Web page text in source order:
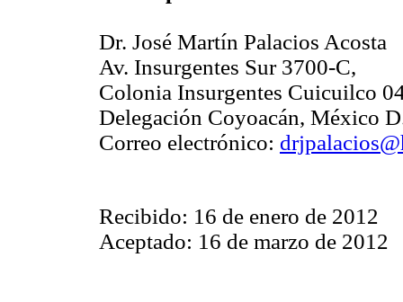
Dr. José Martín Palacios Acosta
Av. Insurgentes Sur 3700-C,
Colonia Insurgentes Cuicuilco
Delegación Coyoacán, México
Correo electrónico:
Recibido: 16 de enero de 2012
Aceptado: 16 de marzo de 2012